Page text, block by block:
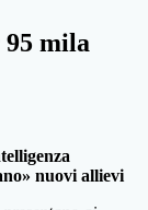
mila
nuovi allievi